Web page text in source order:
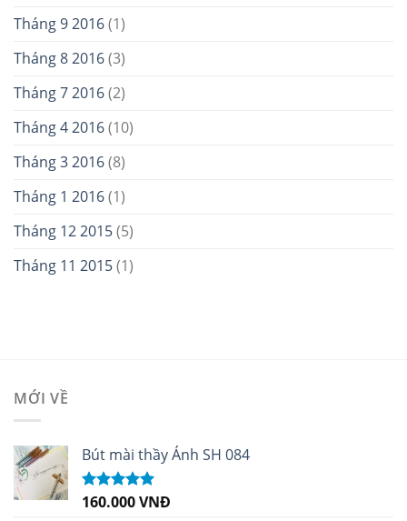
Tháng 9 2016(1)
Tháng 8 2016(3)
Tháng 7 2016(2)
Tháng 4 2016(10)
Tháng 3 2016(8)
Tháng 1 2016(1)
Tháng 12 2015(5)
Tháng 11 2015(1)
MỚI VỀ
Bút mài thầy Ánh SH 084
Được xếp
160.000VNĐ